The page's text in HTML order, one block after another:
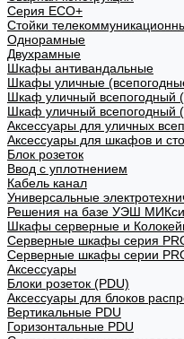
Серия ECO+
Стойки
Однорамные
Двухрамные
Шкафы антивандальные
Шкафы уличные
Шкаф уличный всепогодный
Шкаф уличный всепогодный
Аксессуары для уличных
Аксессуары для шкафов и
Блок розеток
Ввод с уплотнением
Кабель канал
Универсальные
Решения на базе УЭШ
Шкафы серверные и
Серверные шкафы серия
Серверные шкафы серии
Аксессуары
Блоки розеток (PDU)
Аксессуары для блоков
Вертикальные PDU
Горизонтальные PDU